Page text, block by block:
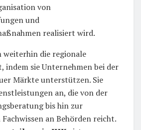
von
und
realisiert wird.
weiterhin die regionale
indem sie Unternehmen bei der
Märkte unterstützen. Sie
an, die von der
bis hin zur
an Behörden reicht.